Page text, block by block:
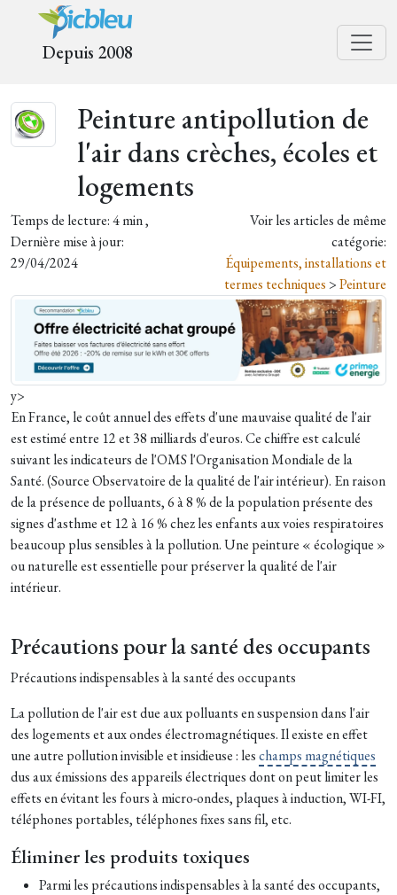
Depuis 2008
Peinture antipollution de
l'air dans crèches, écoles et
logements
Temps de lecture: 4 min ,
Dernière mise à jour:
29/04/2024
Voir les articles de même
catégorie:
Équipements, installations et
termes techniques >Peinture
y>
En France, le coût annuel des effets d'une mauvaise qualité de l'air
est estimé entre 12 et 38 milliards d'euros. Ce chiffre est calculé
suivant les indicateurs de l'OMS l'Organisation Mondiale de la
Santé. (Source Observatoire de la qualité de l'air intérieur). En raison
de la présence de polluants, 6 à 8 % de la population présente des
signes d'asthme et 12 à 16 % chez les enfants aux voies respiratoires
beaucoup plus sensibles à la pollution. Une peinture « écologique »
ou naturelle est essentielle pour préserver la qualité de l'air
intérieur.
Précautions pour la santé des occupants
Précautions indispensables à la santé des occupants
La pollution de l'air est due aux polluants en suspension dans l'air
des logements et aux ondes électromagnétiques. Il existe en effet
une autre pollution invisible et insidieuse : leschamps magnétiques
dus aux émissions des appareils électriques dont on peut limiter les
effets en évitant les fours à micro-ondes, plaques à induction, WI-FI,
téléphones portables, téléphones fixes sans fil, etc.
Éliminer les produits toxiques
Parmi les précautions indispensables à la santé des occupants,